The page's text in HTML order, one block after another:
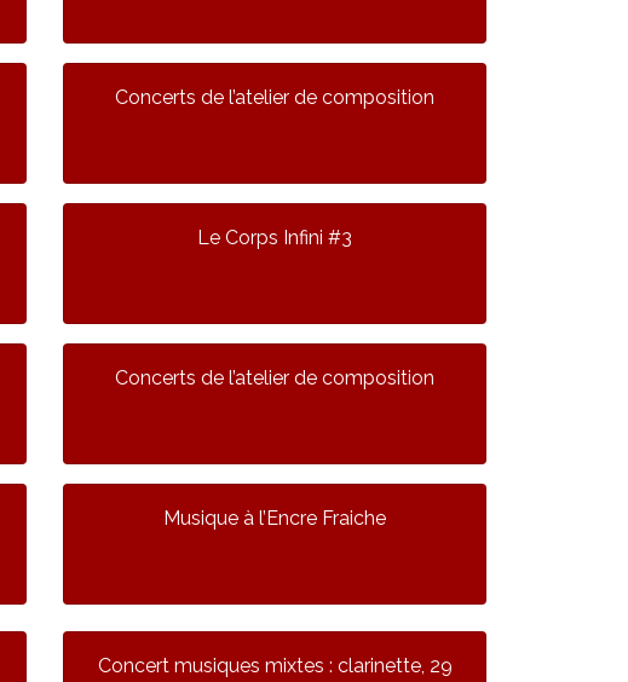
Concerts de l’atelier de composition
Le Corps Infini #3
Concerts de l’atelier de composition
Musique à l’Encre Fraiche
Concert musiques mixtes : clarinette, 29